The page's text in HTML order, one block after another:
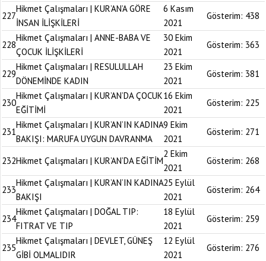
227
Hikmet Çalışmaları | KUR’AN’A GÖRE
İNSAN İLİŞKİLERİ
6 Kasım
2021
Gösterim: 438
228
Hikmet Çalışmaları | ANNE-BABA VE
ÇOCUK İLİŞKİLERİ
30 Ekim
2021
Gösterim: 363
229
Hikmet Çalışmaları | RESULULLAH
DÖNEMİNDE KADIN
23 Ekim
2021
Gösterim: 381
230
Hikmet Çalışmaları | KUR’AN’DA ÇOCUK
EĞİTİMİ
16 Ekim
2021
Gösterim: 225
231
Hikmet Çalışmaları | KUR’AN’IN KADINA
BAKIŞI: MARUFA UYGUN DAVRANMA
9 Ekim
2021
Gösterim: 271
232Hikmet Çalışmaları | KUR’AN’DA EĞİTİM
2 Ekim
2021
Gösterim: 268
233
Hikmet Çalışmaları | KUR’AN’IN KADINA
BAKIŞI
25 Eylül
2021
Gösterim: 264
234
Hikmet Çalışmaları | DOĞAL TIP:
FITRAT VE TIP
18 Eylül
2021
Gösterim: 259
235
Hikmet Çalışmaları | DEVLET, GÜNEŞ
GİBİ OLMALIDIR
12 Eylül
2021
Gösterim: 276